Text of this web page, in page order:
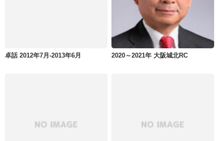
卓話 2012年7月-2013年6月 2020～2021年 大阪城北RC